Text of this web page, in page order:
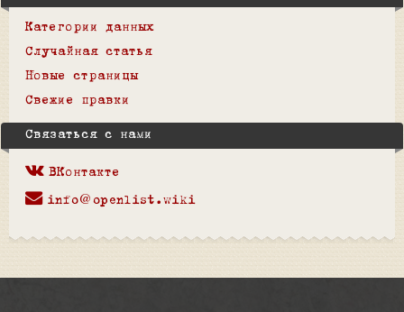
Категории данных
Случайная статья
Новые страницы
Свежие правки
Связаться с нами
ВКонтакте
info@openlist.wiki